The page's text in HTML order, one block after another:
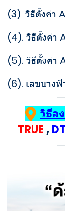
(3). วิธีตั้งค่า
(4). วิธีตั้งค่า
(5). วิธีตั้งค่า
(6). เลขนาง
วิธีล
TRUE ,